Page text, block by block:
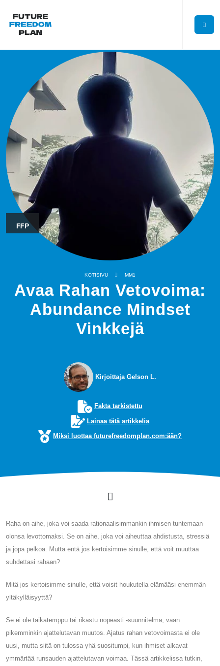
FFP
KOTISIVU MM1
Avaa Rahan Vetovoima:
Abundance Mindset
Vinkkejä
Kirjoittaja Gelson L.
Fakta tarkistettu
Lainaa tätä artikkelia
Miksi luottaa futurefreedomplan.com:ään?
Raha on aihe, joka voi saada rationaalisimmankin ihmisen tuntemaan
olonsa levottomaksi. Se on aihe, joka voi aiheuttaa ahdistusta, stressiä
ja jopa pelkoa. Mutta entä jos kertoisimme sinulle, että voit muuttaa
suhdettasi rahaan?
Mitä jos kertoisimme sinulle, että voisit houkutella elämääsi enemmän
yltäkylläisyyttä?
Se ei ole taikatemppu tai rikastu nopeasti -suunnitelma, vaan
pikemminkin ajattelutavan muutos. Ajatus rahan vetovoimasta ei ole
uusi, mutta siitä on tulossa yhä suositumpi, kun ihmiset alkavat
ymmärtää runsauden ajattelutavan voimaa. Tässä artikkelissa tutkin,